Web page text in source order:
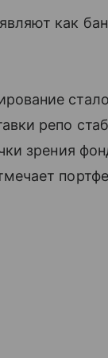
как
репо
зрения